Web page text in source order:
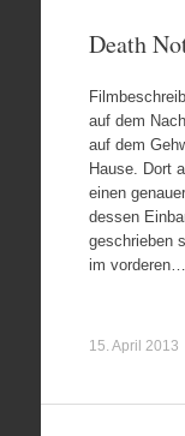
Death
auf dem
auf dem
Hause. Dort
einen
dessen
geschrieben
im vorderen…
15. April 2013